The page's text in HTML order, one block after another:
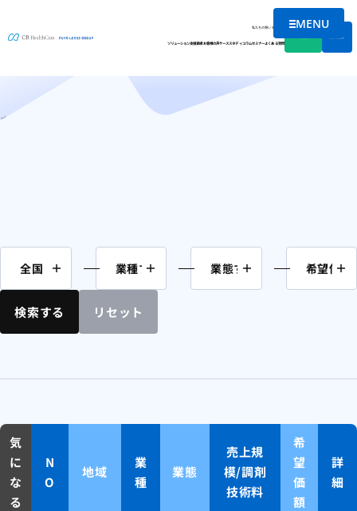
メニュー
MENU
私たちの想い会社情報
ソリューション支援実績お客様の声ケーススタディコラムセミナーよくある質問
M&A案件情報
ホーム
検索する リセット
気
に
な
る
N
O
地域
業
種
業態
売上規
模/調剤
技術料
希
望
価
額
詳
細